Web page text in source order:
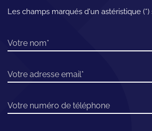
Les champs marqués d'un astéristique
Votre nom
Votre adresse email
Votre numéro de téléphone